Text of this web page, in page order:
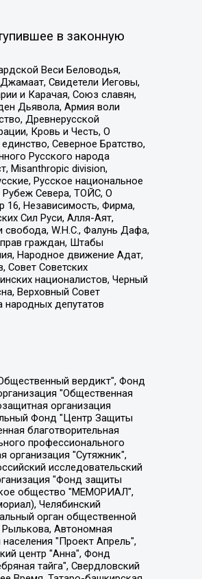
в законную
Веси Беловодья,
Свидетели Иеговы,
и Карачая, Союз славян,
Дьявола, Армия воли
Древнерусской
Кровь и Честь, О
Северное Братство,
Русского народа
Misanthropic division,
Русское национальное
Рубеж Севера, ТОЙС, О
16, Независимость, Фирма,
Сил Руси, Алля-Аят,
свобода, W.H.С., Фалунь Дафа,
граждан, Штабы
Народное движение Адат,
Советских
националистов, Черный
Верховный Совет
народных депутатов
Роман Александрович, Дудь Юрий Александрович, Елкин Сергей Владимирович, Кругликов Кирилл Игоревич, Сабунаева Мария Леонидовна, Семенов Алексей Владимирович, Шаинян Карен Багратович, Шульман Екатерина Михайловна, Асафьев Артур Валерьевич, Вахштайн Виктор Семенович, Венедиктов Алексей Алексеевич, Лушникова Екатерина Евгеньевна, Волков Леонид Михайлович, Невзоров Александр Глебович, Пархоменко Сергей Борисович, Сироткин Ярослав Николаевич, Кара-Мурза Владимир Владимирович, Баранова Наталья Владимировна, Гозман Леонид Яковлевич, Кагарлицкий Борис Юльевич, Климарев Михаил Валерьевич, Милов Владимир Станиславович, Автономная некоммерческая организация Краснодарский центр современного искусства "Типография", Моргенштерн Алишер Тагирович, Соболь Любовь Эдуардовна, Общество с ограниченной ответственностью "ЛИЗА НОРМ", Каспаров Гарри Кимович, Ходорковский Михаил Борисович, Общество с ограниченной ответственностью "Апрельские тезисы", Данилович Ирина Брониславовна, Кашин Олег Владимирович, Петров Николай Владимирович, Пивоваров Алексей Владимирович, Соколов Михаил Владимирович, Цветкова Юлия Владимировна, Чичваркин Евгений Александрович, Комитет против пыток/Команда против пыток, Общество с ограниченной ответственностью "Первый научный", Общество с ограниченной ответственностью "Вертолет и ко", Белоцерковская Вероника Борисовна, Кац Максим Евгеньевич, Лазарева Татьяна Юрьевна, Шаведдинов Руслан Табризович, Яшин Илья Валерьевич, Общество с ограниченной ответственностью "Иноагент ААВ", Алешковский Дмитрий Петрович, Альбац Евгения Марковна, Быков Дмитрий Львович, Галямина Юлия Евгеньевна, Лойко Сергей Леонидович, Мартынов Кирилл Константинович, Медведев Сергей Александрович, Крашенинников Федор Геннадиевич, Гордеева Катерина Вл